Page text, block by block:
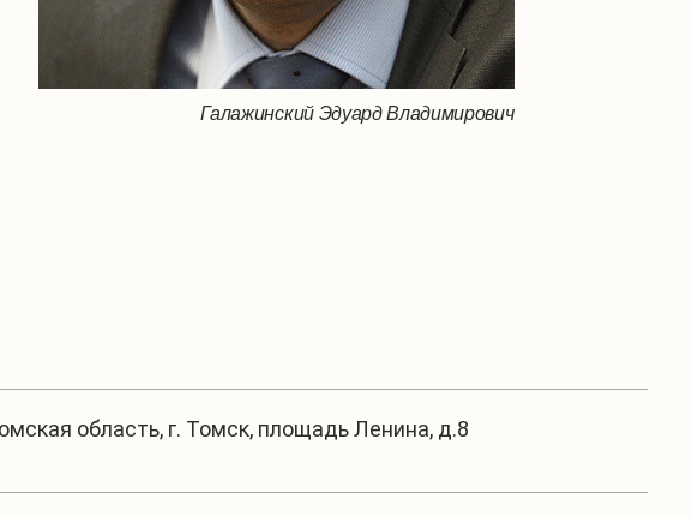
Галажинский Эдуард Владимирович
область, г. Томск, площадь Ленина, д.8